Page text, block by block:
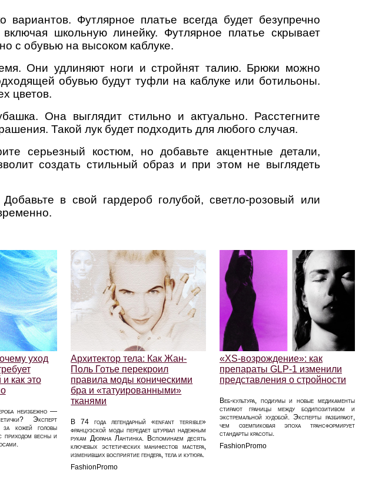
Футлярное платье всегда будет безупречно
школьную линейку. Футлярное платье скрывает
с обувью на высоком каблуке.
Они удлиняют ноги и стройнят талию. Брюки можно
обувью будут туфли на каблуке или ботильоны.
цветов.
Она выглядит стильно и актуально. Расстегните
Такой лук будет подходить для любого случая.
серьезный костюм, но добавьте акцентные детали,
создать стильный образ и при этом не выглядеть
в свой гардероб голубой, светло-розовый или
уход
как это
неизбежно —
Эксперт
за кожей головы
приходом весны и
Архитектор тела: Как Жан-
Поль Готье перекроил
правила моды коническими
бра и «татуированными»
тканями
В 74 года легендарный «enfant terrible»
французской моды передает штурвал надежным
рукам Дюрана Лантинка. Вспоминаем десять
ключевых эстетических манифестов мастера,
изменивших восприятие гендера, тела и кутюра.
FashionPromo
«XS‑возрождение»: как
препараты GLP‑1 изменили
представления о стройности
Веб‑культура, подиумы и новые медикаменты
стирают границы между бодипозитивом и
экстремальной худобой. Эксперты разбирают,
чем оземпиковая эпоха трансформирует
стандарты красоты.
FashionPromo